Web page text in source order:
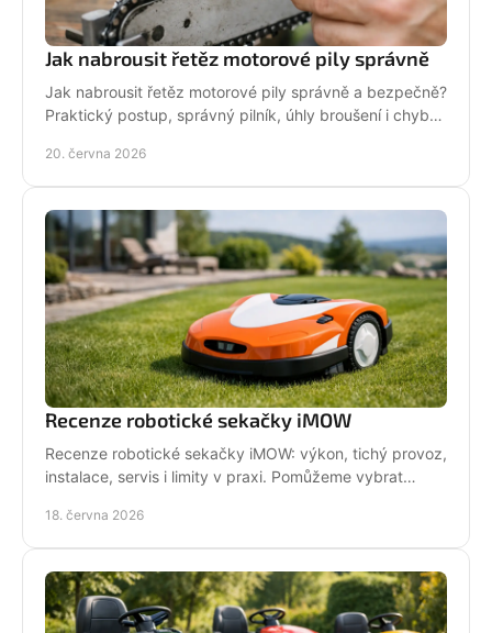
Jak nabrousit řetěz motorové pily správně
Jak nabrousit řetěz motorové pily správně a bezpečně?
Praktický postup, správný pilník, úhly broušení i chyby,
20. června 2026
Recenze robotické sekačky iMOW
Recenze robotické sekačky iMOW: výkon, tichý provoz,
instalace, servis i limity v praxi. Pomůžeme vybrat
18. června 2026